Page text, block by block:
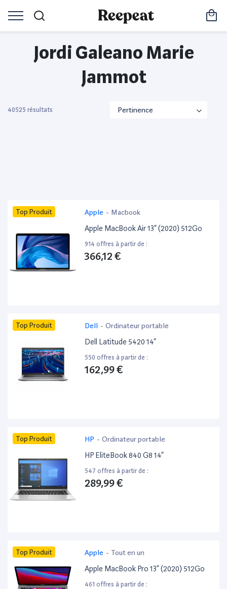
Jordi Galeano Marie
Jammot
40525 résultats
Top Produit Apple - Macbook
Apple MacBook Air 13” (2020) 512Go
914 offres à partir de :
366,12 €
Top Produit Dell - Ordinateur portable
Dell Latitude 5420 14”
550 offres à partir de :
162,99 €
Top Produit HP - Ordinateur portable
HP EliteBook 840 G8 14”
547 offres à partir de :
289,99 €
Top Produit Apple - Tout en un
Apple MacBook Pro 13” (2020) 512Go
461 offres à partir de :